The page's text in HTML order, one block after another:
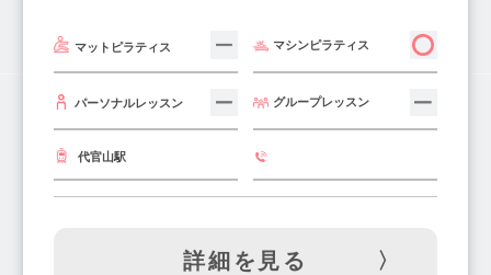
マットピラティス マシンピラティス
パーソナルレッスン グループレッスン
代官山駅
詳細を見る